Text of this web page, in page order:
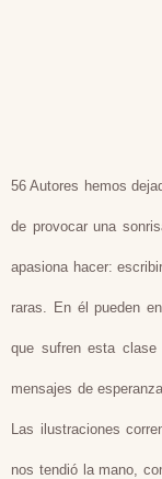
56 Autores hemos
de provocar una
apasiona hacer:
raras. En él pueden
que sufren esta clase
mensajes de
Las ilustraciones
nos tendió la mano,